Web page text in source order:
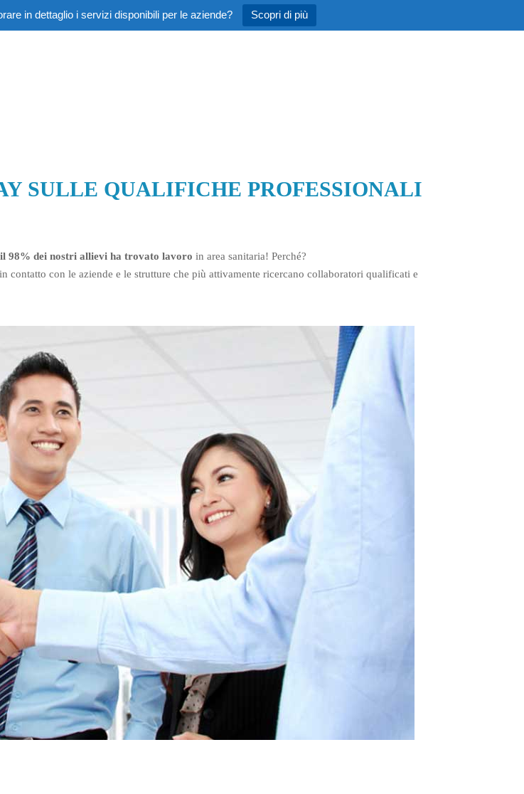
in dettaglio i servizi disponibili per le aziende? Scopri di più
SULLE QUALIFICHE PROFESSIONALI
il 98% dei nostri allievi ha trovato lavoro in area sanitaria! Perché?
contatto con le aziende e le strutture che più attivamente ricercano collaboratori qualificati e